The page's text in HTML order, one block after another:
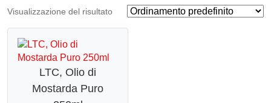
PROFUMI ARABI
SOUK
MACELLERIA
Visualizzazione del risultato
LTC, Olio di
Mostarda Puro